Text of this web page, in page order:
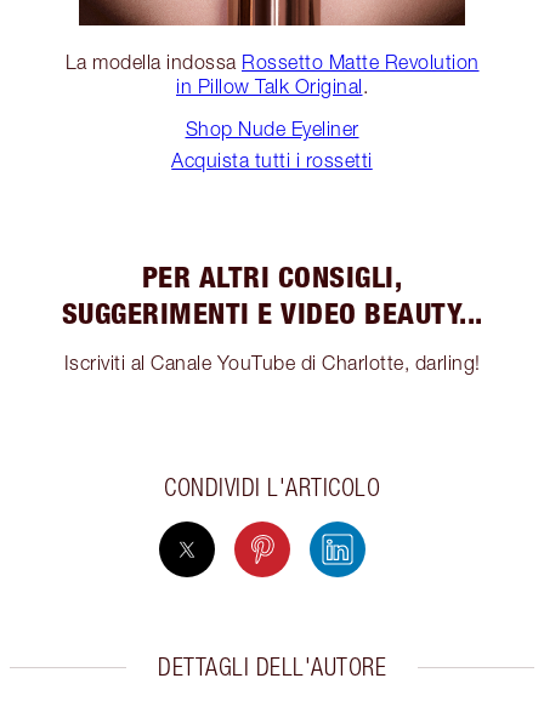
La modella indossa Rossetto Matte Revolution
in Pillow Talk Original.
Shop Nude Eyeliner
Acquista tutti i rossetti
PER ALTRI CONSIGLI,
SUGGERIMENTI E VIDEO BEAUTY...
Iscriviti al Canale YouTube di Charlotte, darling!
CONDIVIDI L'ARTICOLO
DETTAGLI DELL'AUTORE